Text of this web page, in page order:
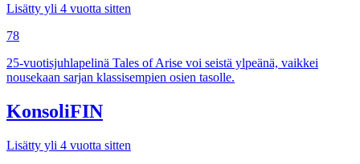
Lisätty yli 4 vuotta sitten
78
25-vuotisjuhlapelinä Tales of Arise voi seistä ylpeänä, vaikkei
nousekaan sarjan klassisempien osien tasolle.
KonsoliFIN
Lisätty yli 4 vuotta sitten